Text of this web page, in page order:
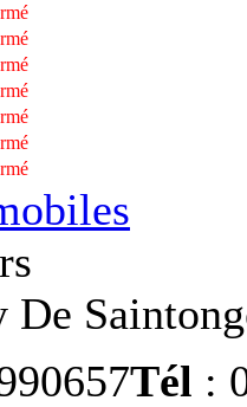
De
Tél :